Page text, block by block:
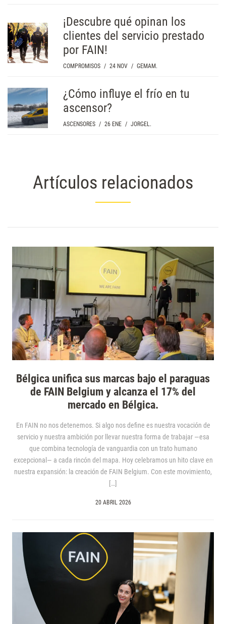
¡Descubre qué opinan los
clientes del servicio prestado
por FAIN!
COMPROMISOS / 24 NOV / GEMAM.
¿Cómo influye el frío en tu
ascensor?
ASCENSORES / 26 ENE / JORGEL.
Artículos relacionados
Bélgica unifica sus marcas bajo el paraguas
de FAIN Belgium y alcanza el 17% del
mercado en Bélgica.
En FAIN no nos detenemos. Si algo nos define es nuestra vocación de
servicio y nuestra ambición por llevar nuestra forma de trabajar —esa
que combina tecnología de vanguardia con un trato humano
excepcional— a cada rincón del mapa. Hoy celebramos un hito clave en
nuestra expansión: la creación de FAIN Belgium. Con este movimiento,
[…]
20 ABRIL 2026